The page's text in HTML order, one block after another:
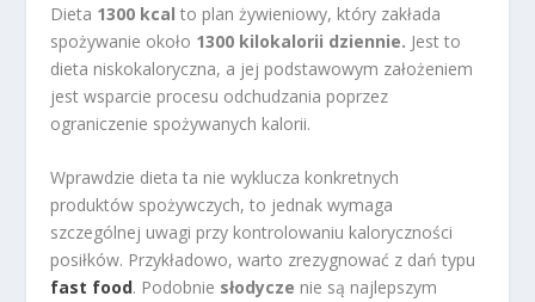
Dieta 1300 kcal to plan żywieniowy, który zakłada
spożywanie około 1300 kilokalorii dziennie. Jest to
dieta niskokaloryczna, a jej podstawowym założeniem
jest wsparcie procesu odchudzania poprzez
ograniczenie spożywanych kalorii.
Wprawdzie dieta ta nie wyklucza konkretnych
produktów spożywczych, to jednak wymaga
szczególnej uwagi przy kontrolowaniu kaloryczności
posiłków. Przykładowo, warto zrezygnować z dań typu
fast food. Podobnie słodycze nie są najlepszym